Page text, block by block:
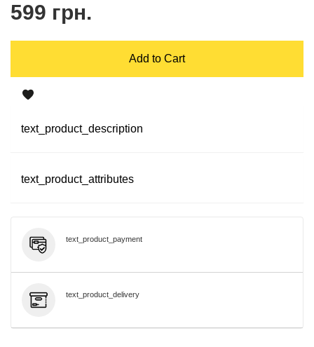
599 грн.
Add to Cart
text_product_description
text_product_attributes
text_product_payment
text_product_delivery